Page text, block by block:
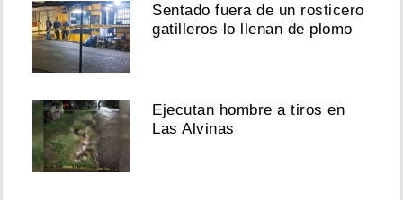
Sentado fuera de un rosticero
gatilleros lo llenan de plomo
Ejecutan hombre a tiros en
Las Alvinas